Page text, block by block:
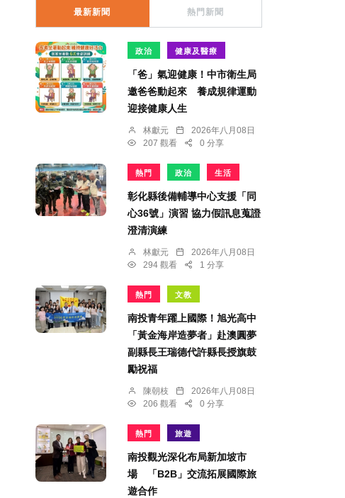
最新新聞 熱門新聞
政治 健康及醫療
「爸」氣迎健康！中市衛生局
邀爸爸動起來 養成規律運動
迎接健康人生
林獻元
2026年八月08日
207 觀看
0 分享
熱門 政治 生活
彰化縣後備輔導中心支援「同
心36號」演習 協力假訊息蒐證
澄清演練
林獻元
2026年八月08日
294 觀看
1 分享
熱門 文教
南投青年躍上國際！旭光高中
「黃金海岸造夢者」赴澳圓夢
副縣長王瑞德代許縣長授旗鼓
勵祝福
陳朝枝
2026年八月08日
206 觀看
0 分享
熱門 旅遊
南投觀光深化布局新加坡市
場 「B2B」交流拓展國際旅
遊合作